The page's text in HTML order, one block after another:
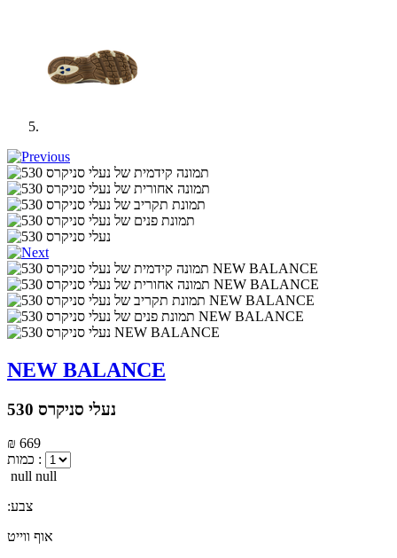
NEW BALANCE
נעלי סניקרס 530
₪ 669
כמות :
null null
:צבע
אוף ווייט